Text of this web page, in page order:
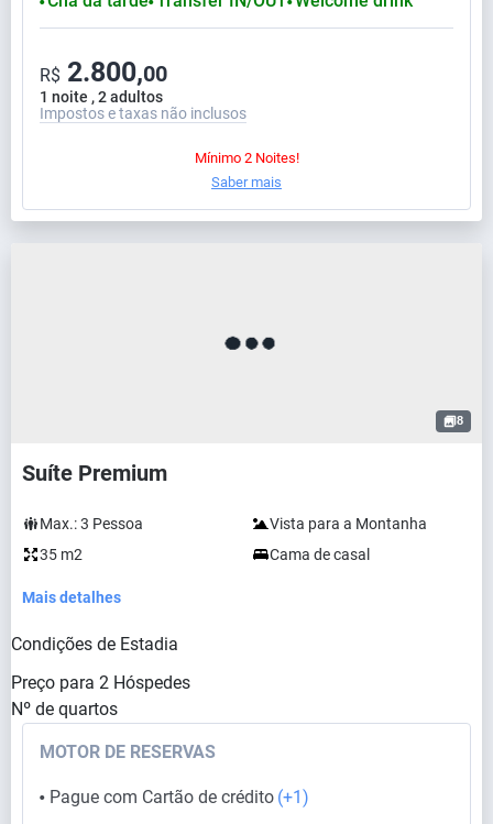
1 noite , 2 adultos
R$ 2.800,00
Impostos e taxas não inclusos
Mínimo 2 Noites!
Saber mais
8
Suíte Premium
Max.:3 Pessoa
Vista para a Montanha
35 m2
Cama de casal
Mais detalhes
Condições de Estadia
Preço para 2 Hóspedes
Nº de quartos
MOTOR DE RESERVAS
⬤ Pague com Cartão de crédito (+1)